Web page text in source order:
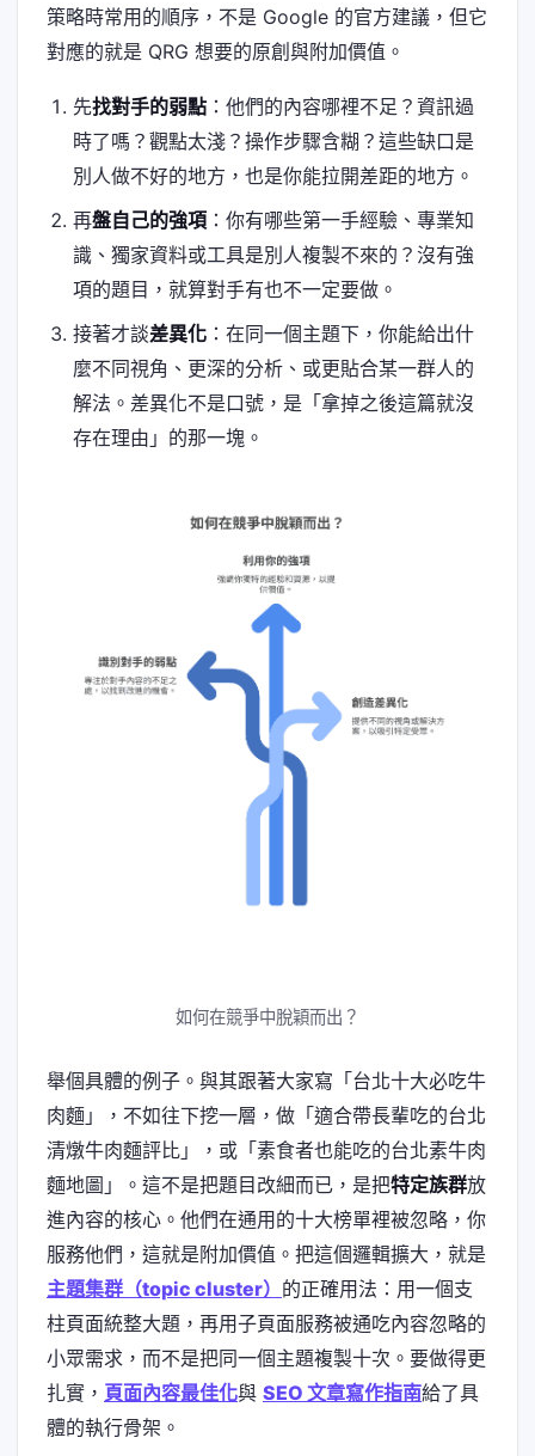
策略時常用的順序，不是 Google 的官方建議，但它
對應的就是 QRG 想要的原創與附加價值。
先找對手的弱點：他們的內容哪裡不足？資訊過
時了嗎？觀點太淺？操作步驟含糊？這些缺口是
別人做不好的地方，也是你能拉開差距的地方。
再盤自己的強項：你有哪些第一手經驗、專業知
識、獨家資料或工具是別人複製不來的？沒有強
項的題目，就算對手有也不一定要做。
接著才談差異化：在同一個主題下，你能給出什
麼不同視角、更深的分析、或更貼合某一群人的
解法。差異化不是口號，是「拿掉之後這篇就沒
存在理由」的那一塊。
如何在競爭中脫穎而出？
舉個具體的例子。與其跟著大家寫「台北十大必吃牛
肉麵」，不如往下挖一層，做「適合帶長輩吃的台北
清燉牛肉麵評比」，或「素食者也能吃的台北素牛肉
麵地圖」。這不是把題目改細而已，是把特定族群放
進內容的核心。他們在通用的十大榜單裡被忽略，你
服務他們，這就是附加價值。把這個邏輯擴大，就是
主題集群（topic cluster） 的正確用法：用一個支
柱頁面統整大題，再用子頁面服務被通吃內容忽略的
小眾需求，而不是把同一個主題複製十次。要做得更
扎實， 頁面內容最佳化與 SEO 文章寫作指南給了具
體的執行骨架。